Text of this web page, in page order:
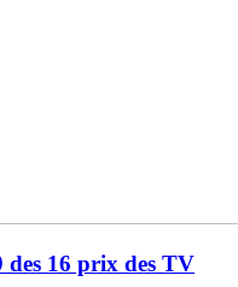
des 16 prix des TV